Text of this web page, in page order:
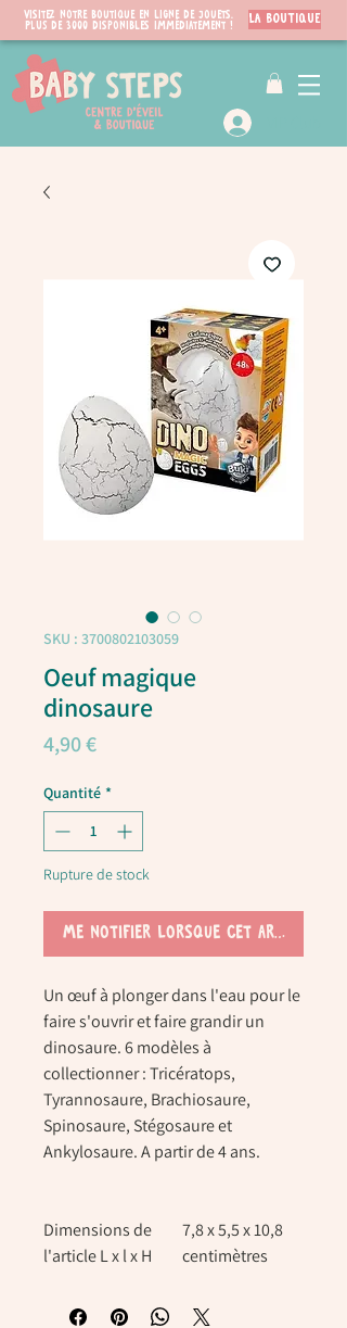
Visitez notre boutique en ligne de jouets.
PLUS de 3000 disponibles immédiatement !
LA BOUTIQUE
SKU : 3700802103059
Oeuf magique
dinosaure
4,90 €Prix
Quantité *
Rupture de stock
Me notifier lorsque cet article est
Un œuf à plonger dans l'eau pour le
faire s'ouvrir et faire grandir un
dinosaure. 6 modèles à
collectionner : Tricératops,
Tyrannosaure, Brachiosaure,
Spinosaure, Stégosaure et
Ankylosaure. A partir de 4 ans.
Dimensions de
l'article L x l x H
7,8 x 5,5 x 10,8
centimètres